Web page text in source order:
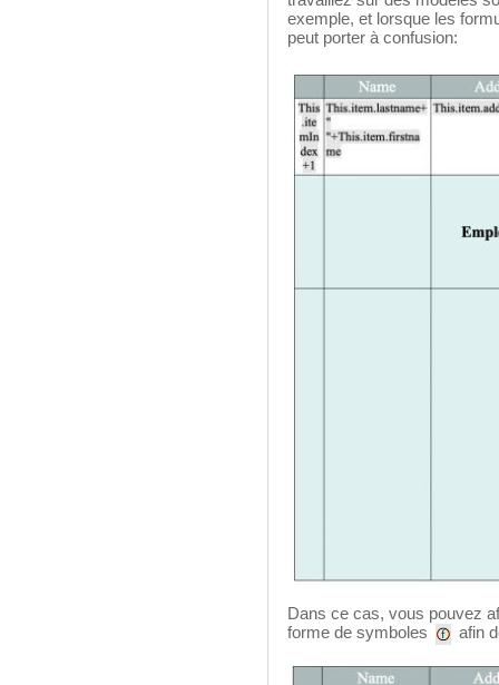
exemple, et lorsque les
peut porter à confusion:
Dans ce cas, vous pouvez
forme de symboles
afin